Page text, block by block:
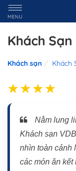
MENU
Khách
Khách sạn Khách
Nằm lung
Khách sạn
nhìn toàn cảnh
các món ăn